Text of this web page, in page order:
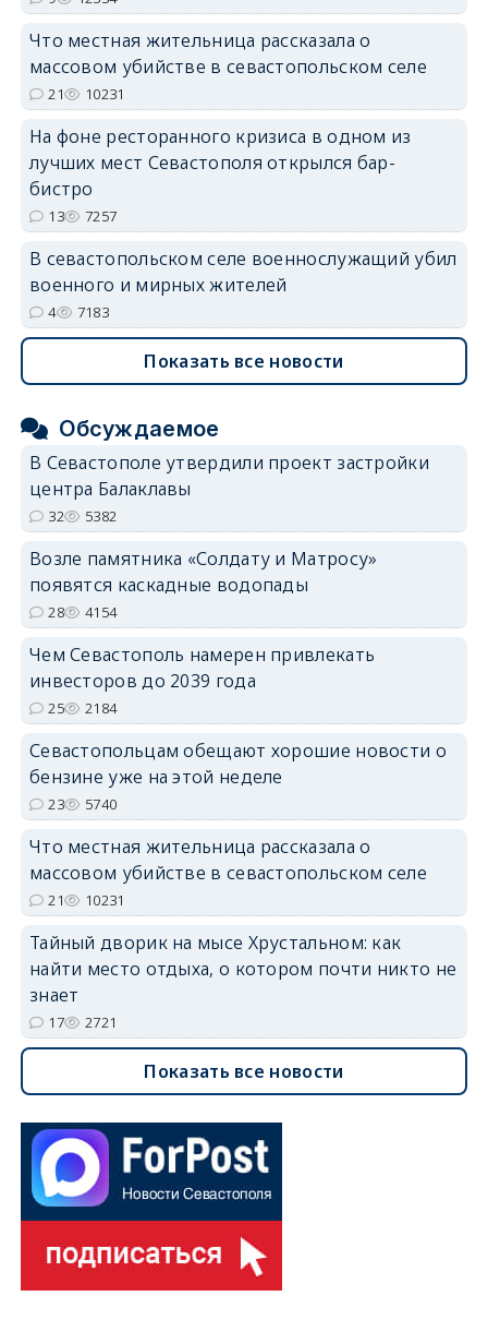
Что местная жительница рассказала о
массовом убийстве в севастопольском селе
21 10231
На фоне ресторанного кризиса в одном из
лучших мест Севастополя открылся бар-
бистро
13 7257
В севастопольском селе военнослужащий убил
военного и мирных жителей
4 7183
Показать все новости
Обсуждаемое
В Севастополе утвердили проект застройки
центра Балаклавы
32 5382
Возле памятника «Солдату и Матросу»
появятся каскадные водопады
28 4154
Чем Севастополь намерен привлекать
инвесторов до 2039 года
25 2184
Севастопольцам обещают хорошие новости о
бензине уже на этой неделе
23 5740
Что местная жительница рассказала о
массовом убийстве в севастопольском селе
21 10231
Тайный дворик на мысе Хрустальном: как
найти место отдыха, о котором почти никто не
знает
17 2721
Показать все новости